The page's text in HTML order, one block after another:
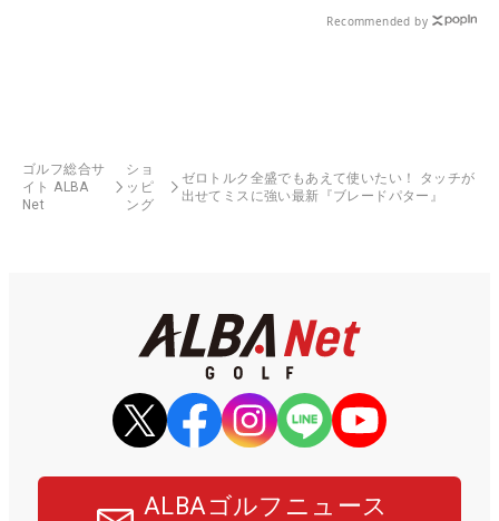
Recommended by
ゴルフ総合サ
イト ALBA
Net
ショ
ッピ
ング
ゼロトルク全盛でもあえて使いたい！ タッチが
出せてミスに強い最新『ブレードパター』
ALBAゴルフニュース